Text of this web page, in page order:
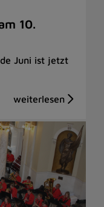
10.
Juni ist jetzt